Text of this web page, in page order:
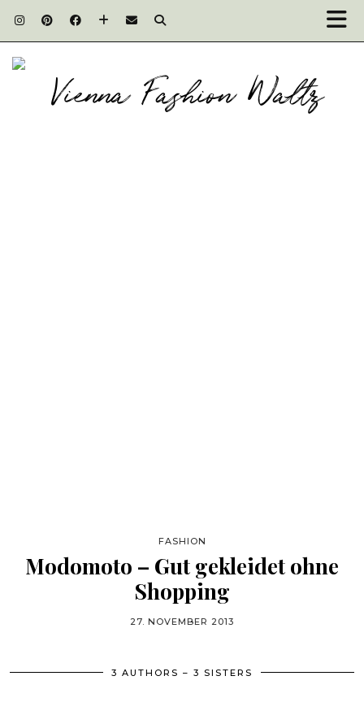
FASHION
Modomoto – Gut gekleidet ohne
Shopping
27. NOVEMBER 2013
3 AUTHORS – 3 SISTERS